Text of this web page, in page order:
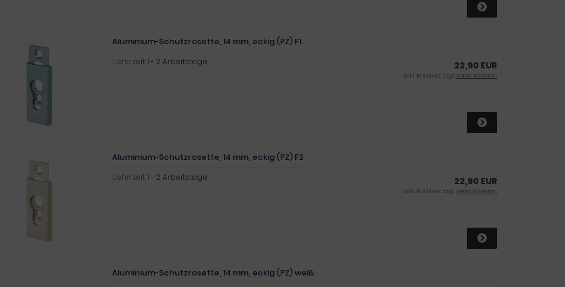
Aluminium-Schutzrosette, 14 mm, eckig (PZ) F1
Lieferzeit:1 - 2 Arbeitstage 22,90 EUR
inkl. 19 % MwSt. zzgl.Versandkosten
Aluminium-Schutzrosette, 14 mm, eckig (PZ) F2
Lieferzeit:1 - 2 Arbeitstage 22,90 EUR
inkl. 19 % MwSt. zzgl.Versandkosten
Aluminium-Schutzrosette, 14 mm, eckig (PZ) weiß